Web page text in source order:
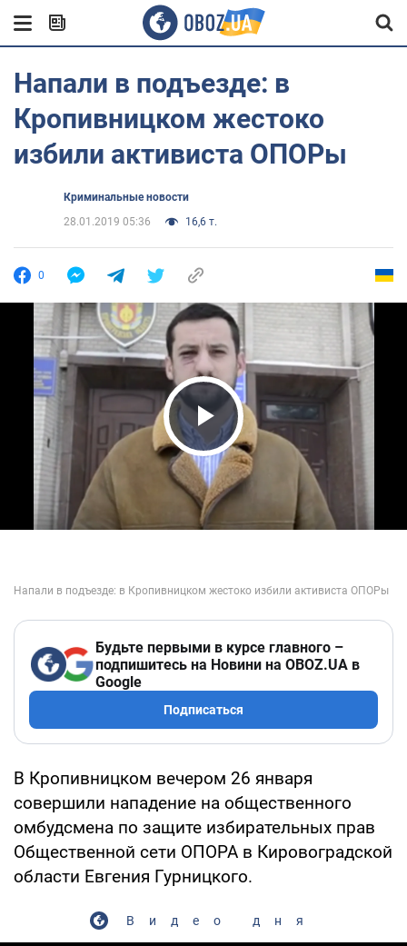
Напали в подъезде: в
Кропивницком жестоко
избили активиста ОПОРы
Криминальные новости
28.01.2019 05:36
16,6 т.
0
Play Video
Будьте первыми в курсе главного –
подпишитесь на Новини на OBOZ.UA в
Google
Подписаться
В Кропивницком вечером 26 января
совершили нападение на общественного
омбудсмена по защите избирательных прав
Общественной сети ОПОРА в Кировоградской
области Евгения Гурницкого.
Видео дня